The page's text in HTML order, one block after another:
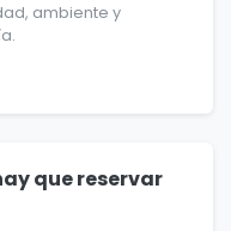
ambiente y
que reservar